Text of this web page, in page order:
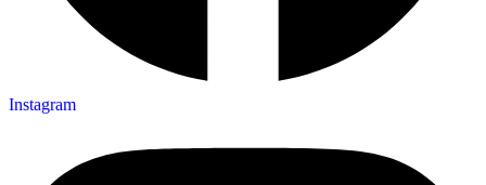
Instagram